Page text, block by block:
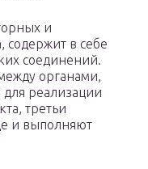
и
содержит в себе
соединений.
органами,
для реализации
третьи
и выполняют